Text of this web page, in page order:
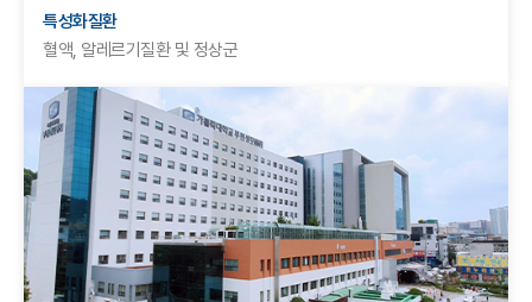
특성화질환
혈액, 알레르기질환 및 정상군